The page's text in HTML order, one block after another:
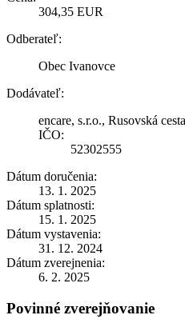
304,35 EUR
Odberateľ:
Obec Ivanovce
Dodávateľ:
encare, s.r.o., Rusovská
IČO:
52302555
Dátum doručenia:
13. 1. 2025
Dátum splatnosti:
15. 1. 2025
Dátum vystavenia:
31. 12. 2024
Dátum zverejnenia:
6. 2. 2025
Povinné zverejňovanie